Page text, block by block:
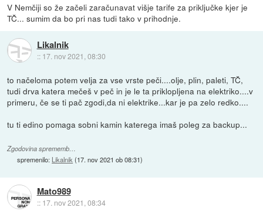
V Nemčiji so že začeli zaračunavat višje tarife za priključke kjer je
TČ... sumim da bo pri nas tudi tako v prihodnje.
Likalnik
:: 17. nov 2021, 08:30
to načeloma potem velja za vse vrste peči....olje, plin, paleti, TČ,
tudi drva katera mečeš v peč in je le ta priklopljena na elektriko....v
primeru, če se ti pač zgodi,da ni elektrike...kar je pa zelo redko....
tu ti edino pomaga sobni kamin katerega imaš poleg za backup...
Zgodovina sprememb…
spremenilo: Likalnik (17. nov 2021 ob 08:31)
Mato989
:: 17. nov 2021, 08:34